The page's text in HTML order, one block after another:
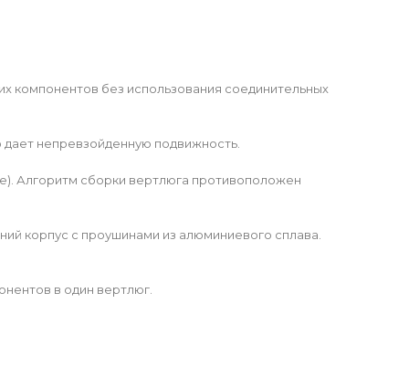
компонентов без использования соединительных
непревзойденную подвижность.
Алгоритм сборки вертлюга противоположен
корпус с проушинами из алюминиевого сплава.
в один вертлюг.